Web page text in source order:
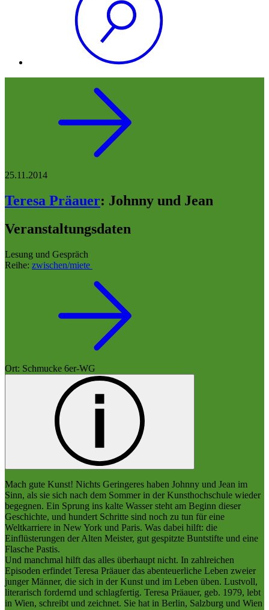
25.11.2014
Teresa Präauer: Johnny und Jean
Veranstaltungsdaten
Lesung und Gespräch
Reihe: zwischen/miete
Ort: Schmucke 6er-WG
Mach gute Kunst! Nichts Geringeres haben Johnny und Jean im
Sinn, als sie sich nach dem Sommer in der Kunsthochschule wieder
begegnen. Ein Sprung ins kalte Wasser steht am Beginn dieser
Geschichte, und hundert Schritte sind noch zu tun für eine
Weltkarriere in New York und Paris. Was dabei hilft: die
Einflüsterungen der Alten Meister, gut gespitzte Buntstifte und eine
Flasche Pastis.
Und manchmal hilft das alles überhaupt nicht. In zahlreichen
Episoden erfindet Teresa Präauer das abenteuerliche Leben zweier
junger Männer, die sich in der Kunst und im Leben üben. Lustvoll,
literarisch fordernd und schlagfertig. Teresa Präauer, geb. 1979, lebt
in Wien, schreibt und zeichnet. Sie hat in Berlin, Salzburg und Wien